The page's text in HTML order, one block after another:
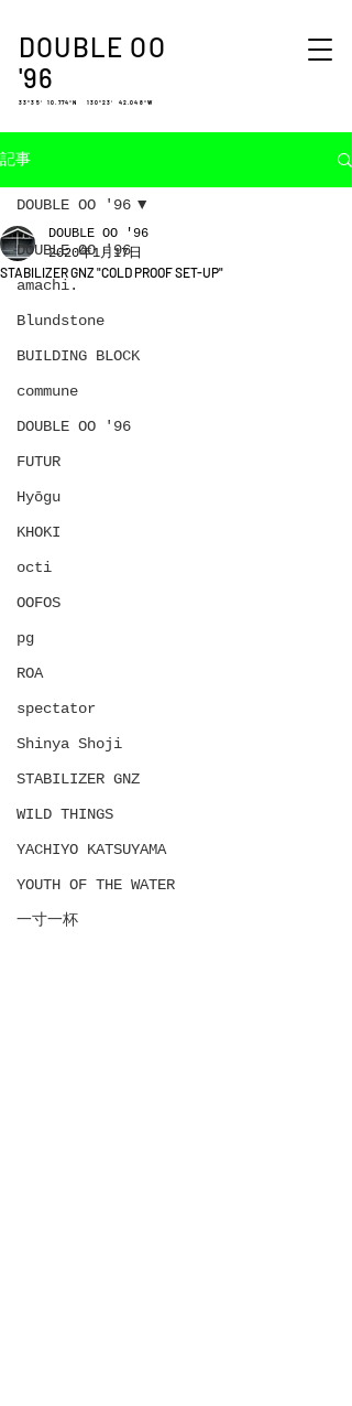
DOUBLE OO
'96
33°35′ 10.774″N 130°23′ 42.048″W
記事
DOUBLE OO '96
amachi.
Blundstone
BUILDING BLOCK
commune
DOUBLE OO '96
FUTUR
Hyōgu
KHOKI
octi
OOFOS
pg
ROA
spectator
Shinya Shoji
STABILIZER GNZ
WILD THINGS
YACHIYO KATSUYAMA
YOUTH OF THE WATER
一寸一杯
DOUBLE OO '96
STABILIZER GNZ "COLD PROOF SET-UP"
DOUBLE OO '96
2020年1月17日